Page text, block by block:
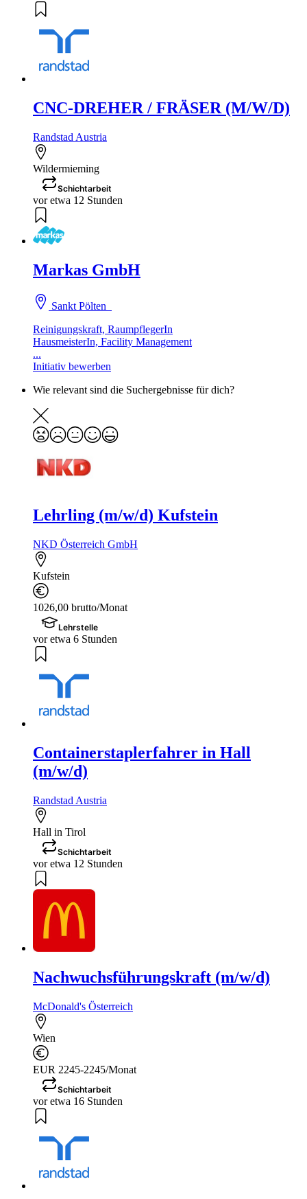
CNC-DREHER / FRÄSER (M/W/D)
Randstad Austria
Wildermieming
Schichtarbeit
vor etwa 12 Stunden
Markas GmbH
Sankt Pölten
Reinigungskraft, RaumpflegerIn
HausmeisterIn, Facility Management
...
Initiativ bewerben
Wie relevant sind die Suchergebnisse für dich?
Lehrling (m/w/d) Kufstein
NKD Österreich GmbH
Kufstein
1026,00 brutto/Monat
Lehrstelle
vor etwa 6 Stunden
Containerstaplerfahrer in Hall
(m/w/d)
Randstad Austria
Hall in Tirol
Schichtarbeit
vor etwa 12 Stunden
Nachwuchsführungskraft (m/w/d)
McDonald's Österreich
Wien
EUR 2245-2245/Monat
Schichtarbeit
vor etwa 16 Stunden